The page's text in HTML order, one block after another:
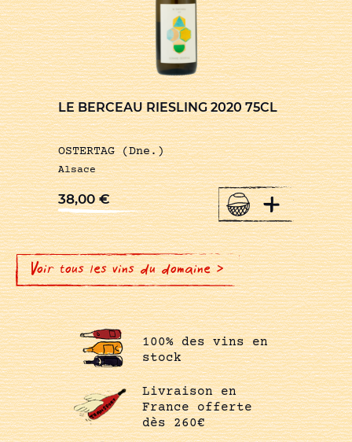
LE BERCEAU RIESLING 2020 75CL
OSTERTAG (Dne.)
Alsace
38,00€ +
Voir tous les vins du domaine >
100% des vins en
stock
Livraison en
France offerte
dès 260€